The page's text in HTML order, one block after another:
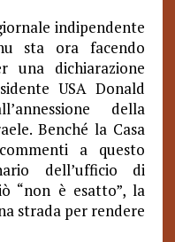
indipendente
sta ora facendo
una dichiarazione
USA Donald
della
Benché la Casa
a questo
dell’ufficio di
“non è esatto”, la
strada per rendere